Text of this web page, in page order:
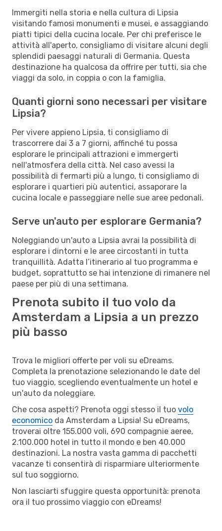
Immergiti nella storia e nella cultura di Lipsia
visitando famosi monumenti e musei, e assaggiando
piatti tipici della cucina locale. Per chi preferisce le
attività all'aperto, consigliamo di visitare alcuni degli
splendidi paesaggi naturali di Germania. Questa
destinazione ha qualcosa da offrire per tutti, sia che
viaggi da solo, in coppia o con la famiglia.
Quanti giorni sono necessari per visitare
Lipsia?
Per vivere appieno Lipsia, ti consigliamo di
trascorrere dai 3 a 7 giorni, affinché tu possa
esplorare le principali attrazioni e immergerti
nell'atmosfera della città. Nel caso avessi la
possibilità di fermarti più a lungo, ti consigliamo di
esplorare i quartieri più autentici, assaporare la
cucina locale e passeggiare nelle sue aree pedonali.
Serve un'auto per esplorare Germania?
Noleggiando un'auto a Lipsia avrai la possibilità di
esplorare i dintorni e le aree circostanti in tutta
tranquillità. Adatta l’itinerario al tuo programma e
budget, soprattutto se hai intenzione di rimanere nel
paese per più di una settimana.
Prenota subito il tuo volo da
Amsterdam a Lipsia a un prezzo
più basso
Trova le migliori offerte per voli su eDreams.
Completa la prenotazione selezionando le date del
tuo viaggio, scegliendo eventualmente un hotel e
un'auto da noleggiare.
Che cosa aspetti? Prenota oggi stesso il tuo volo
economico da Amsterdam a Lipsia! Su eDreams,
troverai oltre 155.000 voli, 690 compagnie aeree,
2.100.000 hotel in tutto il mondo e ben 40.000
destinazioni. La nostra vasta gamma di pacchetti
vacanze ti consentirà di risparmiare ulteriormente
sul tuo soggiorno.
Non lasciarti sfuggire questa opportunità: prenota
ora il tuo prossimo viaggio con eDreams!